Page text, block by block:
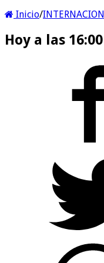
Inicio/
Hoy a las